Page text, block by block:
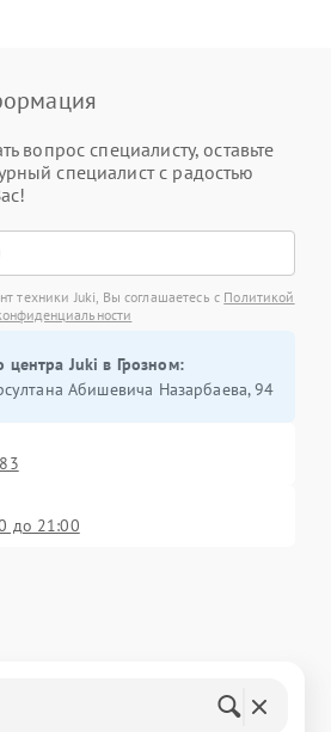
вопрос специалисту, оставьте
специалист с радостью
техники Juki, Вы соглашаетесь с Политикой
центра Juki в Грозном:
Абишевича Назарбаева, 94
до 21:00